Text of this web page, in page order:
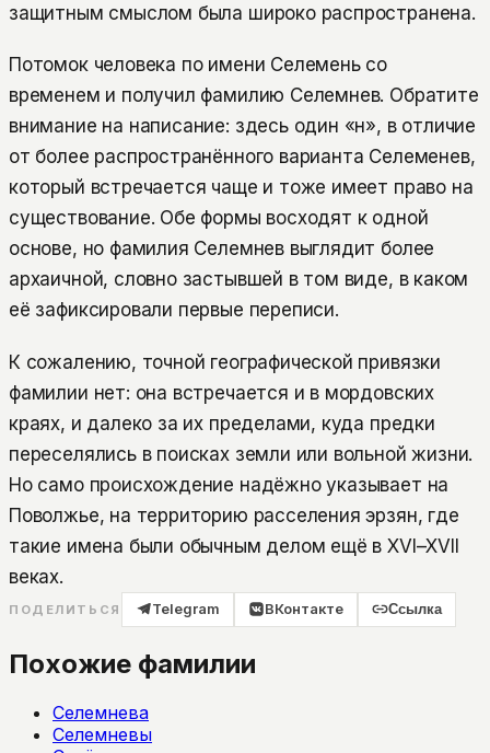
защитным смыслом была широко распространена.
Потомок человека по имени Селемень со
временем и получил фамилию Селемнев. Обратите
внимание на написание: здесь один «н», в отличие
от более распространённого варианта Селеменев,
который встречается чаще и тоже имеет право на
существование. Обе формы восходят к одной
основе, но фамилия Селемнев выглядит более
архаичной, словно застывшей в том виде, в каком
её зафиксировали первые переписи.
К сожалению, точной географической привязки
фамилии нет: она встречается и в мордовских
краях, и далеко за их пределами, куда предки
переселялись в поисках земли или вольной жизни.
Но само происхождение надёжно указывает на
Поволжье, на территорию расселения эрзян, где
такие имена были обычным делом ещё в XVI–XVII
веках.
ПОДЕЛИТЬСЯ Telegram ВКонтакте Ссылка
Похожие фамилии
Селемнева
Селемневы